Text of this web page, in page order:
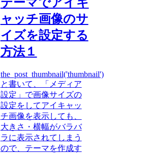
テーマでアイキ
ャッチ画像のサ
イズを設定する
方法１
the_post_thumbnail('thumbnail')
と書いて、「メディア
設定」で画像サイズの
設定をしてアイキャッ
チ画像を表示しても、
大きさ・横幅がバラバ
ラに表示されてしまう
ので、テーマを作成す